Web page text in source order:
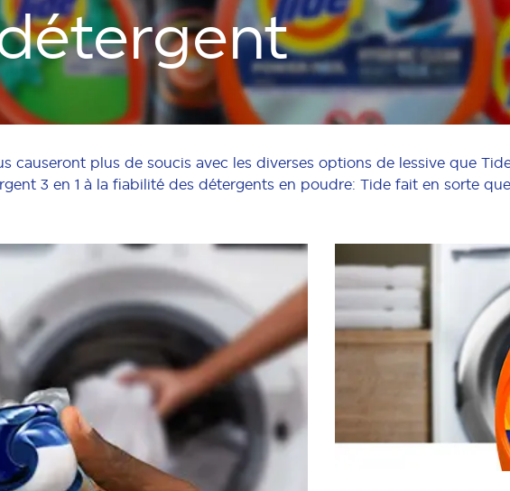
causeront plus de soucis avec les diverses options de lessive que
3 en 1 à la fiabilité des détergents en poudre: Tide fait en sorte